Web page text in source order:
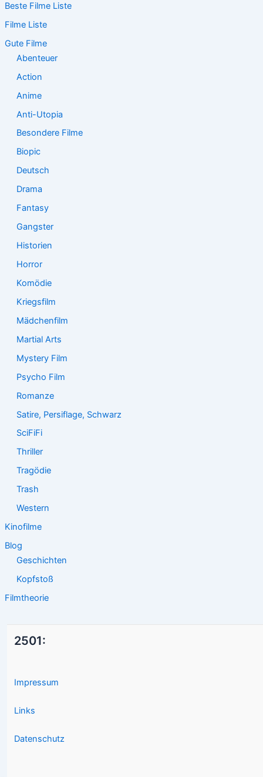
h
n
n
Beste Filme Liste
Filme Liste
Gute Filme
Abenteuer
Action
Anime
Anti-Utopia
Besondere Filme
Biopic
Deutsch
Drama
Fantasy
Gangster
Historien
Horror
Komödie
Kriegsfilm
Mädchenfilm
Martial Arts
Mystery Film
Psycho Film
Romanze
Satire, Persiflage, Schwarz
SciFiFi
Thriller
Tragödie
Trash
Western
Kinofilme
Blog
Geschichten
Kopfstoß
Filmtheorie
2501:
Impressum
Links
Datenschutz